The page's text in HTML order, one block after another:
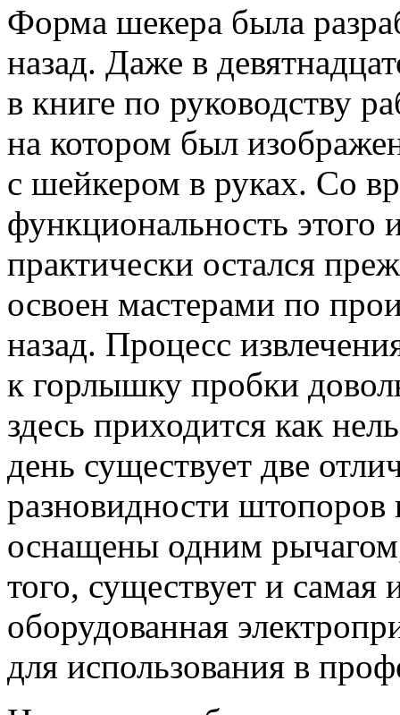
Форма шекера была
назад. Даже в
в книге по руководству
на котором был
с шейкером в руках. Со
функциональность этого
практически остался
освоен мастерами по
назад. Процесс
к горлышку пробки
здесь приходится как
день существует две
разновидности
оснащены одним
того, существует и
оборудованная
для использования в